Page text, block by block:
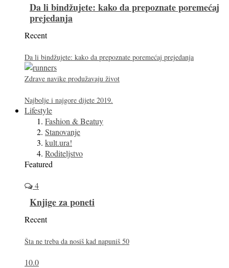
Da li bindžujete: kako da prepoznate poremećaj
prejedanja
Recent
Da li bindžujete: kako da prepoznate poremećaj prejedanja
Zdrave navike produžavaju život
Najbolje i najgore dijete 2019.
Lifestyle
Fashion & Beatuy
Stanovanje
kult.ura!
Roditeljstvo
Featured
4
Knjige za poneti
Recent
Šta ne treba da nosiš kad napuniš 50
10.0